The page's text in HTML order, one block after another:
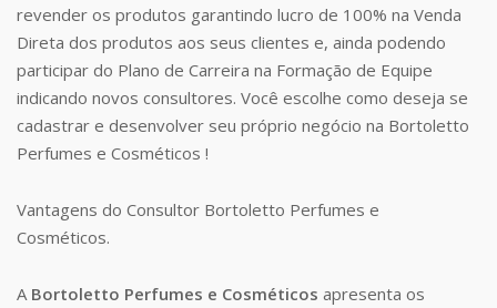
revender os produtos garantindo lucro de 100% na Venda
Direta dos produtos aos seus clientes e, ainda podendo
participar do Plano de Carreira na Formação de Equipe
indicando novos consultores. Você escolhe como deseja se
cadastrar e desenvolver seu próprio negócio na Bortoletto
Perfumes e Cosméticos !
Vantagens do Consultor Bortoletto Perfumes e
Cosméticos.
A Bortoletto Perfumes e Cosméticos apresenta os